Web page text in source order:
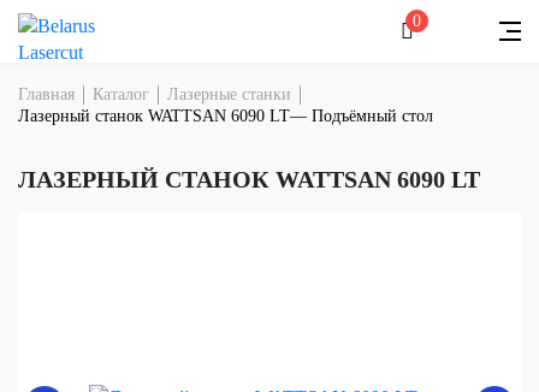
0
Главная Каталог
Лазерные станки
Лазерный станок WATTSAN 6090 LT— Подъёмный стол
ЛАЗЕРНЫЙ СТАНОК WATTSAN 6090 LT